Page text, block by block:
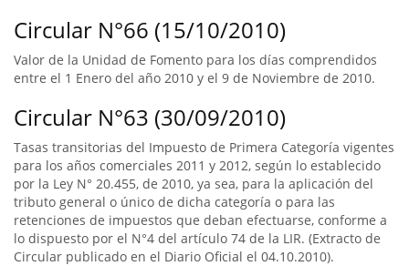
Circular N°66 (15/10/2010)
Valor de la Unidad de Fomento para los días comprendidos
entre el 1 Enero del año 2010 y el 9 de Noviembre de 2010.
Circular N°63 (30/09/2010)
Tasas transitorias del Impuesto de Primera Categoría vigentes
para los años comerciales 2011 y 2012, según lo establecido
por la Ley N° 20.455, de 2010, ya sea, para la aplicación del
tributo general o único de dicha categoría o para las
retenciones de impuestos que deban efectuarse, conforme a
lo dispuesto por el N°4 del artículo 74 de la LIR. (Extracto de
Circular publicado en el Diario Oficial el 04.10.2010).